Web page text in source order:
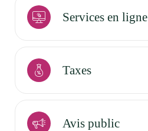
Services en ligne
Taxes
Avis public